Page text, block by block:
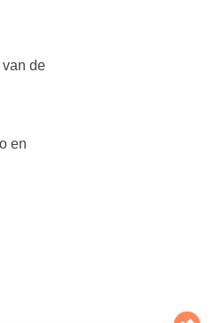
de
en